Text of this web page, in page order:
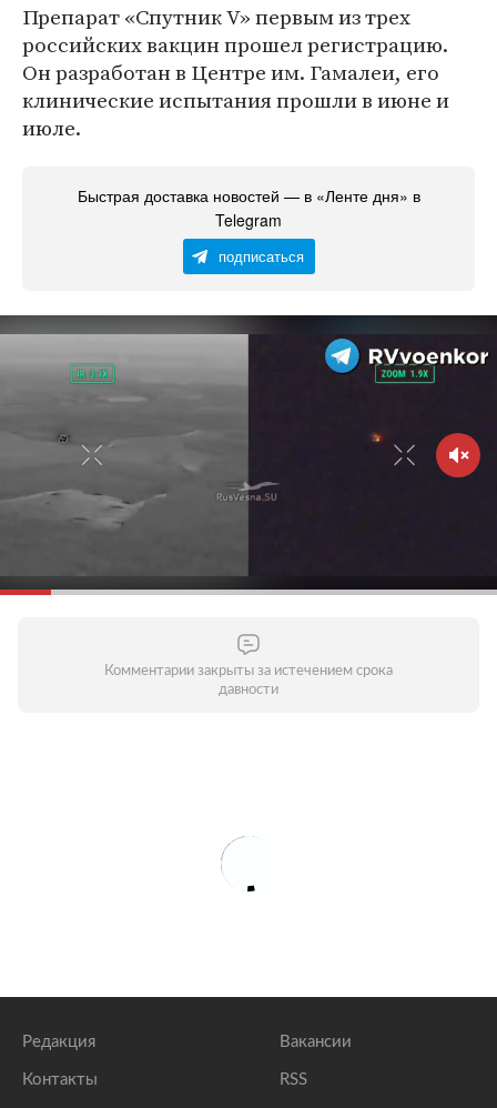
Препарат «Спутник V» первым из трех
российских вакцин прошел регистрацию.
Он разработан в Центре им. Гамалеи, его
клинические испытания прошли в июне и
июле.
Быстрая доставка новостей — в «Ленте дня» в
Telegram
подписаться
Комментарии закрыты за истечением срока
давности
Редакция
Контакты
Вакансии
RSS